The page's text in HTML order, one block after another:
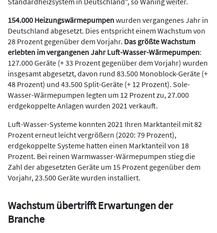
154.000 Heizungswärmepumpenwurden vergangenes Jahr in
Deutschland abgesetzt. Dies entspricht einem Wachstum von
28 Prozent gegenüber dem Vorjahr. Das größte Wachstum
erlebten im vergangenen Jahr Luft-Wasser-Wärmepumpen:
127.000 Geräte (+ 33 Prozent gegenüber dem Vorjahr) wurden
insgesamt abgesetzt, davon rund 83.500 Monoblock-Geräte (+
48 Prozent) und 43.500 Split-Geräte (+ 12 Prozent). Sole-
Wasser-Wärmepumpen legten um 12 Prozent zu, 27.000
erdgekoppelte Anlagen wurden 2021 verkauft.
Luft-Wasser-Systeme konnten 2021 Ihren Marktanteil mit 82
Prozent erneut leicht vergrößern (2020: 79 Prozent),
erdgekoppelte Systeme hatten einen Marktanteil von 18
Prozent. Bei reinen Warmwasser-Wärmepumpen stieg die
Zahl der abgesetzten Geräte um 15 Prozent gegenüber dem
Vorjahr, 23.500 Geräte wurden installiert.
Wachstum übertrifft Erwartungen der
Branche